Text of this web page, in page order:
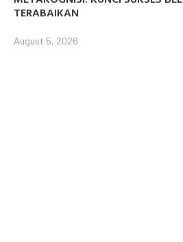
TERABAIKAN
August 5, 2026